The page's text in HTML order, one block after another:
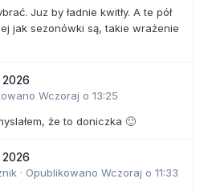
Juz by ładnie kwitły. A te pół
jak sezonówki są, takie wrażenie
2026
Wczoraj o 13:25
że to doniczka 🙂
2026
· Opublikowano Wczoraj o 11:33